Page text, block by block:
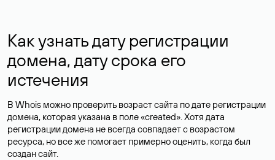
Как узнать дату регистрации
домена, дату срока его
истечения
В Whois можно проверить возраст сайта по дате регистрации
домена, которая указана в поле «created». Хотя дата
регистрации домена не всегда совпадает с возрастом
ресурса, но все же помогает примерно оценить, когда был
создан сайт.